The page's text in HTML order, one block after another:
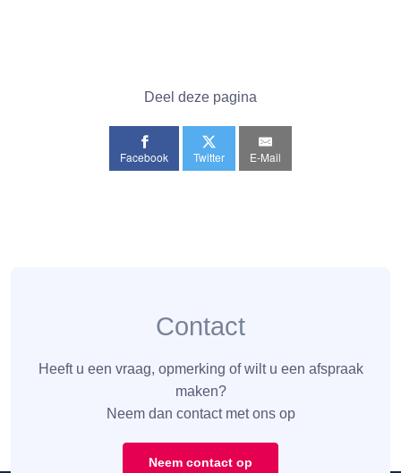
Deel deze pagina
Facebook Twitter E-Mail
Contact
Heeft u een vraag, opmerking of wilt u een afspraak
maken?
Neem dan contact met ons op
Neem contact op